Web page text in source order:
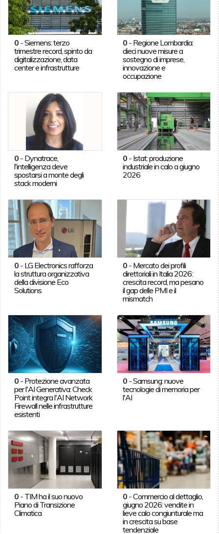
0-Siemens: terzo
trimestre record, spinto da
digitalizzazione, data
center e infrastrutture
0 - Regione Lombardia:
dieci nuove misure a
sostegno di imprese,
innovazione e
occupazione
0- Dynatrace,
l'intelligenza deve
spostarsi a monte degli
stack moderni
0 - Istat: produzione
industriale in calo a giugno
2026
0- LG Electronics rafforza
la struttura organizzativa
della divisione Eco
Solutions
0 - Mercato dei profili
direttoriali in Italia 2026:
crescita record, ma pesano
il gap delle PMI e il
mismatch
0- Protezione avanzata
per l'AI Generativa: Check
Point integra l'AI Network
Firewall nelle infrastrutture
esistenti
0 -Samsung: nuove
tecnologie di memoria per
l'AI
0- TIM ha il suo nuovo
Piano di Transizione
Climatica
0 -Commercio al dettaglio,
giugno 2026: vendite in
lieve calo congiunturale ma
in crescita su base
tendenziale